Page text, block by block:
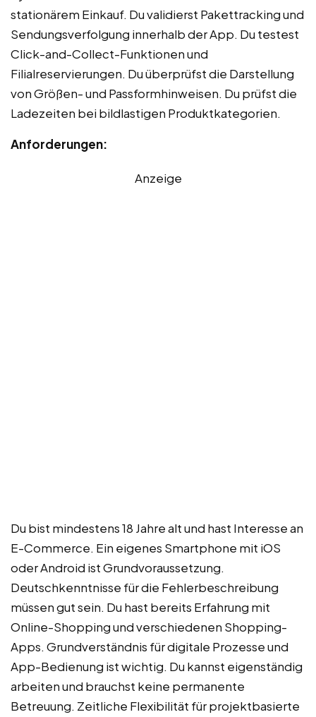
stationärem Einkauf. Du validierst Pakettracking und
Sendungsverfolgung innerhalb der App. Du testest
Click-and-Collect-Funktionen und
Filialreservierungen. Du überprüfst die Darstellung
von Größen- und Passformhinweisen. Du prüfst die
Ladezeiten bei bildlastigen Produktkategorien.
Anforderungen:
Anzeige
Du bist mindestens 18 Jahre alt und hast Interesse an
E-Commerce. Ein eigenes Smartphone mit iOS
oder Android ist Grundvoraussetzung.
Deutschkenntnisse für die Fehlerbeschreibung
müssen gut sein. Du hast bereits Erfahrung mit
Online-Shopping und verschiedenen Shopping-
Apps. Grundverständnis für digitale Prozesse und
App-Bedienung ist wichtig. Du kannst eigenständig
arbeiten und brauchst keine permanente
Betreuung. Zeitliche Flexibilität für projektbasierte